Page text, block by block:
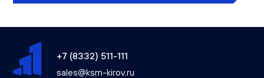
+7 (8332) 511-111
sales@ksm-kirov.ru